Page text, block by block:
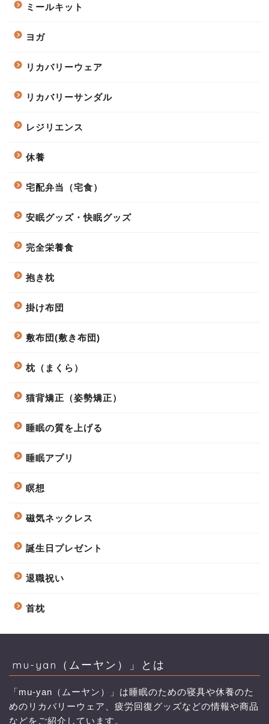
ミールキット
ヨガ
リカバリーウェア
リカバリーサンダル
レジリエンス
休養
宅配弁当（宅食）
安眠グッズ・快眠グッズ
完全栄養食
抱き枕
掛け布団
敷布団(敷き布団)
枕（まくら）
猫背矯正（姿勢矯正）
睡眠の質を上げる
睡眠アプリ
瞑想
磁気ネックレス
誕生日プレゼント
退職祝い
首枕
mu-yan（ムーヤン）」とは
「mu-yan（ムーヤン）」は睡眠のための寝具や休養のた
めのリカバリーウェア、疲労回復グッズなどの情報や商品
などをご紹介しています。